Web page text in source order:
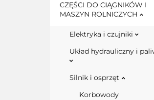
CZĘŚCI DO CIĄGNIKÓW I
MASZYN ROLNICZYCH
Elektryka i czujniki
Układ hydrauliczny i
Silnik i osprzęt
Korbowody